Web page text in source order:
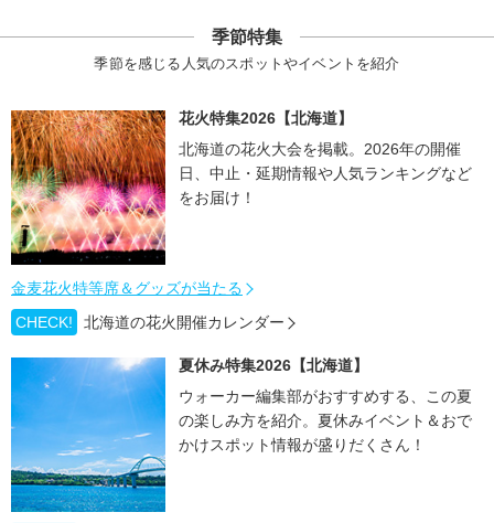
季節特集
季節を感じる人気のスポットやイベントを紹介
花火特集2026【北海道】
北海道の花火大会を掲載。2026年の開催
日、中止・延期情報や人気ランキングなど
をお届け！
金麦花火特等席＆グッズが当たる
CHECK!
北海道の花火開催カレンダー
夏休み特集2026【北海道】
ウォーカー編集部がおすすめする、この夏
の楽しみ方を紹介。夏休みイベント＆おで
かけスポット情報が盛りだくさん！